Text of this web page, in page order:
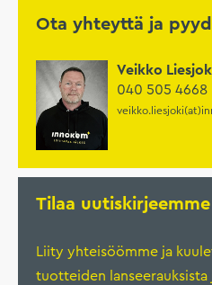
Ota yhteyttä ja
Veikko
040 505 4668
Tilaa uutiskirjeemme
Liity yhteisöömme ja
tuotteiden lanseerauksista